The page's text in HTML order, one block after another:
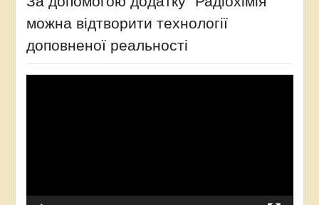
можна відтворити технології
доповненої реальності